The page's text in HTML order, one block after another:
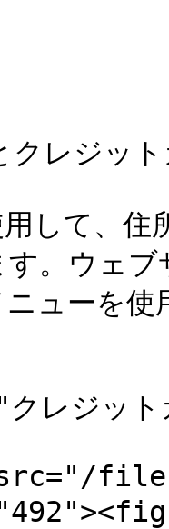
レジッ
して、住
。ウェ
ューを使
ジット
files/